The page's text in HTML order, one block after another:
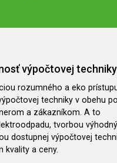
výpočtovej techniky
rozumného a eko
techniky v obehu
a zákazníkom. A to
tvorbou
dostupnej výpočtovej
kvality a ceny.